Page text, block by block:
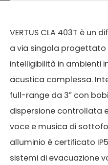
VERTUS CLA 403T è un
a via singola
intelligibilità in ambienti
acustica complessa.
full-range da 3″ con
dispersione controllata
voce e musica di
alluminio è certificato
sistemi di evacuazione
VT-
Fixed